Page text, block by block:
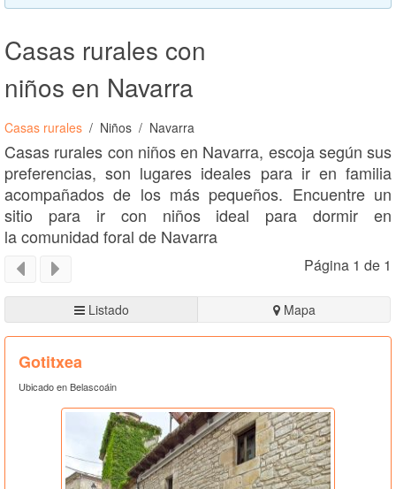
Casas rurales con
niños en Navarra
Casas rurales Niños Navarra
Casas rurales con niños en Navarra, escoja según sus
preferencias, son lugares ideales para ir en familia
acompañados de los más pequeños. Encuentre un
sitio para ir con niños ideal para dormir en
la comunidad foral de Navarra
Página 1 de 1
Listado Mapa
Gotitxea
Ubicado en Belascoáin